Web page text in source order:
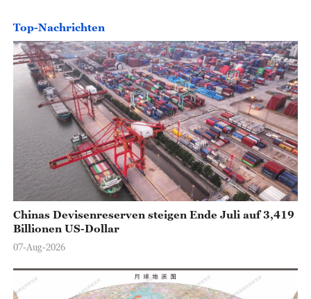
Top-Nachrichten
Chinas Devisenreserven steigen Ende Juli auf 3,419
Billionen US-Dollar
07-Aug-2026